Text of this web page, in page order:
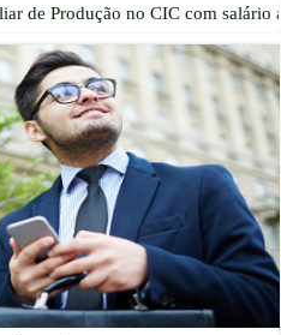
de Produção no CIC com salário